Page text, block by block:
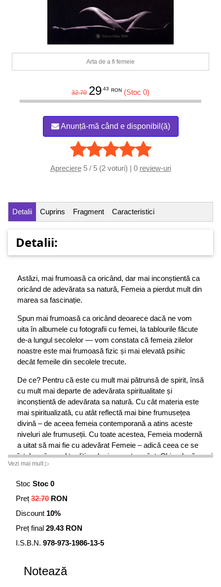
Arta de a fi femeie
32.70 29.43 RON (Stoc 0)
Anunță-mă când e disponibil(ă)
Apreciere5 / 5 (2 voturi) | 0 review-uri
Detalii Cuprins Fragment Caracteristici
Detalii:
Astăzi, mai frumoasă ca oricând, dar mai inconștientă ca
oricând de adevărata sa natură, Femeia a pierdut mult din
marea sa fascinație.
Spun mai frumoasă ca oricând deoarece dacă ne vom
uita în albumele cu fotografii cu femei, la tablourile făcute
de-a lungul secolelor — vom constata că femeia zilelor
noastre este mai frumoasă fizic și mai elevată psihic
decât femeile din secolele trecute.
De ce? Pentru că este cu mult mai pătrunsă de spirit, însă
cu mult mai departe de adevărata spiritualitate și
inconștientă de adevărata sa natură. Cu cât materia este
mai spiritualizată, cu atât reflectă mai bine frumusețea
divină – de aceea femeia contemporană a atins aceste
niveluri ale frumuseții. Cu toate acestea, Femeia modernă
a uitat să mai fie cu adevărat Femeie – adică ceea ce se
înțelege în mod tradițional prin acest cuvânt. Chiar dacă
critica următoare vi se va părea puțin prea aspră, este
Femeie și chiar mai mult decât atât.
Vezi mai mult ▷
Stoc Stoc 0
Preț 32.70 RON
Discount 10%
Preț final 29.43 RON
I.S.B.N. 978-973-1986-13-5
Notează